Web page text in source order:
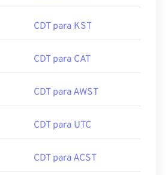
CDT para KST
CDT para CAT
CDT para AWST
CDT para UTC
CDT para ACST